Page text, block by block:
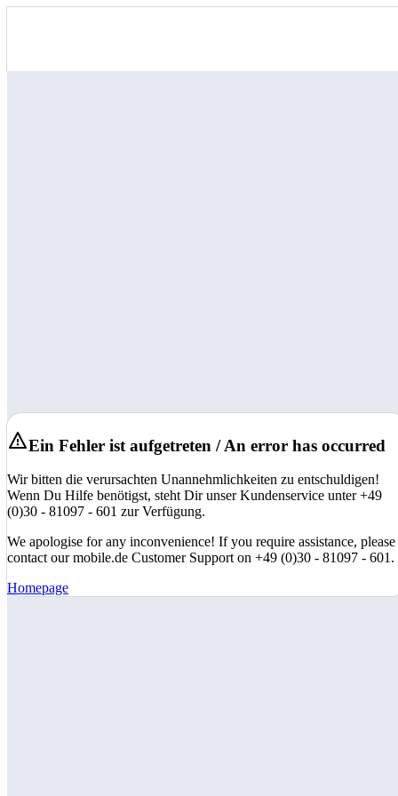
Ein Fehler ist aufgetreten / An error has occurred
Wir bitten die verursachten Unannehmlichkeiten zu entschuldigen!
Wenn Du Hilfe benötigst, steht Dir unser Kundenservice unter +49
(0)30 - 81097 - 601 zur Verfügung.
We apologise for any inconvenience! If you require assistance, please
contact our mobile.de Customer Support on +49 (0)30 - 81097 - 601.
Homepage